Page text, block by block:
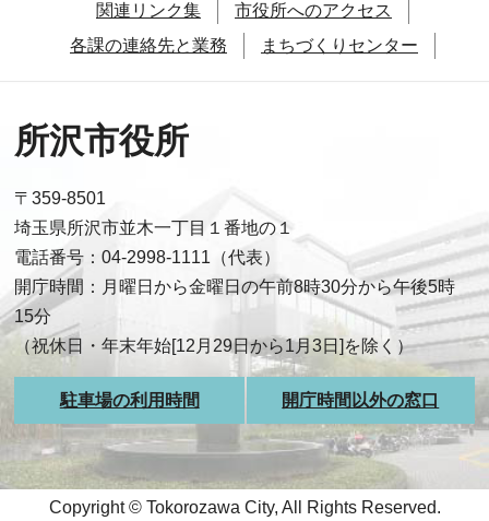
関連リンク集
市役所へのアクセス
各課の連絡先と業務
まちづくりセンター
所沢市役所
〒359-8501
埼玉県所沢市並木一丁目１番地の１
電話番号：04-2998-1111（代表）
開庁時間：月曜日から金曜日の午前8時30分から午後5時
15分
（祝休日・年末年始[12月29日から1月3日]を除く）
駐車場の利用時間 開庁時間以外の窓口
Copyright © Tokorozawa City, All Rights Reserved.